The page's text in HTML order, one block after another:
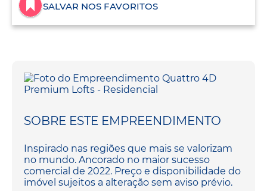
SALVAR NOS FAVORITOS
SOBRE ESTE EMPREENDIMENTO
Inspirado nas regiões que mais se valorizam
no mundo. Ancorado no maior sucesso
comercial de 2022. Preço e disponibilidade do
imóvel sujeitos a alteração sem aviso prévio.